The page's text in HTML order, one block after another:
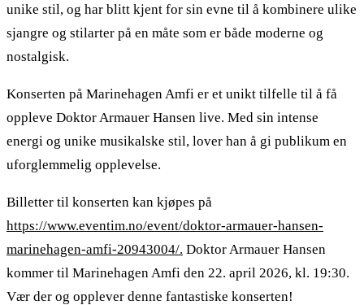
unike stil, og har blitt kjent for sin evne til å kombinere ulike
sjangre og stilarter på en måte som er både moderne og
nostalgisk.
Konserten på Marinehagen Amfi er et unikt tilfelle til å få
oppleve Doktor Armauer Hansen live. Med sin intense
energi og unike musikalske stil, lover han å gi publikum en
uforglemmelig opplevelse.
Billetter til konserten kan kjøpes på
https://www.eventim.no/event/doktor-armauer-hansen-
marinehagen-amfi-20943004/. Doktor Armauer Hansen
kommer til Marinehagen Amfi den 22. april 2026, kl. 19:30.
Vær der og opplever denne fantastiske konserten!